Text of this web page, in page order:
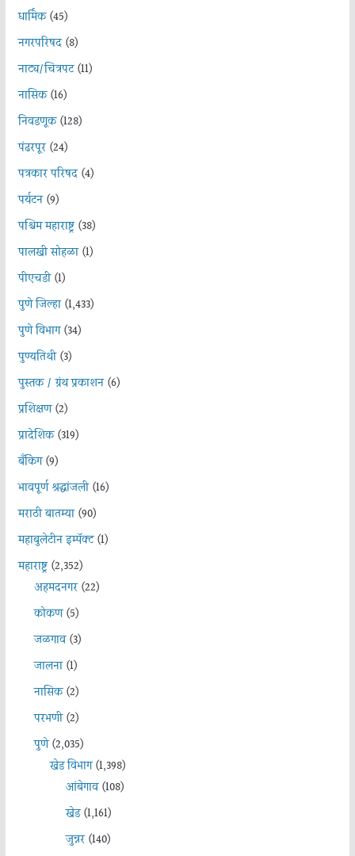
धार्मिक(45)
नगरपरिषद(8)
नाट्य/चित्रपट(11)
नासिक(16)
निवडणूक(128)
पंढरपूर(24)
पत्रकार परिषद(4)
पर्यटन(9)
पश्चिम महाराष्ट्र(38)
पालखी सोहळा(1)
पीएचडी(1)
पुणे जिल्हा(1,433)
पुणे विभाग(34)
पुण्यतिथी(3)
पुस्तक / ग्रंथ प्रकाशन(6)
प्रशिक्षण(2)
प्रादेशिक(319)
बँकिंग(9)
भावपूर्ण श्रद्धांजली(16)
मराठी बातम्या(90)
महाबुलेटीन इम्पॅक्ट(1)
महाराष्ट्र(2,352)
अहमदनगर(22)
कोकण(5)
जळगाव(3)
जालना(1)
नासिक(2)
परभणी(2)
पुणे(2,035)
खेड विभाग(1,398)
आंबेगाव(108)
खेड(1,161)
जुन्नर(140)